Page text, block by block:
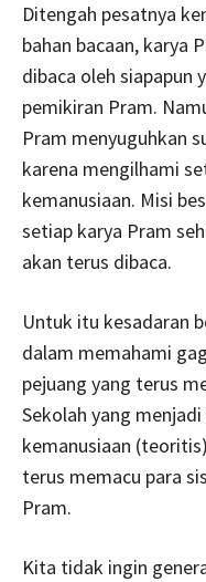
Ditengah pesatnya
bahan bacaan, karya
dibaca oleh siapapun
pemikiran Pram.
Pram menyuguhkan
karena mengilhami
kemanusiaan. Misi
setiap karya Pram
akan terus dibaca.
Untuk itu kesadaran
dalam memahami
pejuang yang terus
Sekolah yang
kemanusiaan
terus memacu para
Pram.
Kita tidak ingin